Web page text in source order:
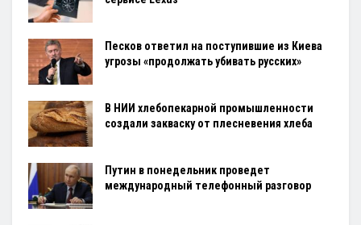
Песков ответил на поступившие из Киева
угрозы «продолжать убивать русских»
В НИИ хлебопекарной промышленности
создали закваску от плесневения хлеба
Путин в понедельник проведет
международный телефонный разговор